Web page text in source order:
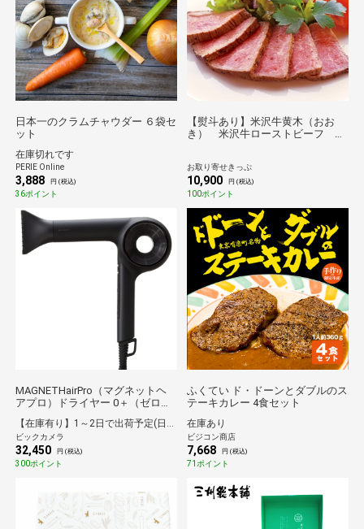
日本一のクラムチャウダー ６袋セ
ット
在庫切れです
PERIE Online
3,888 円 (税込)
36ポイント
【熨斗あり】米沢牛黄木（おお
き） 米沢牛ローストビーフ 送
お取り寄せきっぷ
10,900 円 (税込)
100ポイント
MAGNETHairPro（マグネットヘ
アプロ）ドライヤー 0＋（ゼロプ
【在庫有り】1～2日で出荷予定(日付指定可)
ビックカメラ
32,450 円 (税込)
300ポイント
ふくてい ド・ドーンとダブルのス
テーキカレー 4食セット
在庫あり
ビジコン商店
7,668 円 (税込)
71ポイント